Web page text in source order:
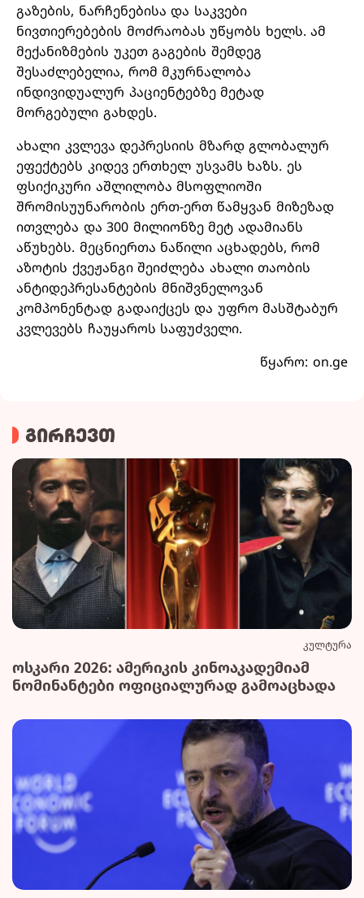
გაზების, ნარჩენებისა და საკვები
ნივთიერებების მოძრაობას უწყობს ხელს. ამ
მექანიზმების უკეთ გაგების შემდეგ
შესაძლებელია, რომ მკურნალობა
ინდივიდუალურ პაციენტებზე მეტად
მორგებული გახდეს.
ახალი კვლევა დეპრესიის მზარდ გლობალურ
ეფექტებს კიდევ ერთხელ უსვამს ხაზს. ეს
ფსიქიკური აშლილობა მსოფლიოში
შრომისუუნარობის ერთ-ერთ წამყვან მიზეზად
ითვლება და 300 მილიონზე მეტ ადამიანს
აწუხებს. მეცნიერთა ნაწილი აცხადებს, რომ
აზოტის ქვეჟანგი შეიძლება ახალი თაობის
ანტიდეპრესანტების მნიშვნელოვან
კომპონენტად გადაიქცეს და უფრო მასშტაბურ
კვლევებს ჩაუყაროს საფუძველი.
წყარო: on.ge
გირჩევთ
კულტურა
ოსკარი 2026: ამერიკის კინოაკადემიამ
ნომინანტები ოფიციალურად გამოაცხადა